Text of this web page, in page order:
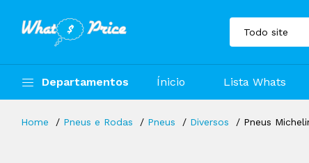
Departamentos Ínicio Lista Whats
Home Pneus e Rodas Pneus Diversos Pneus